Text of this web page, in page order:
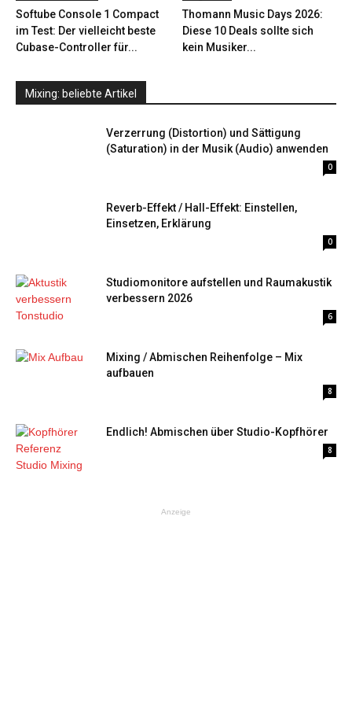
Softube Console 1 Compact
im Test: Der vielleicht beste
Cubase-Controller für...
Thomann Music Days 2026:
Diese 10 Deals sollte sich
kein Musiker...
Mixing: beliebte Artikel
Verzerrung (Distortion) und Sättigung
(Saturation) in der Musik (Audio) anwenden
0
Reverb-Effekt / Hall-Effekt: Einstellen,
Einsetzen, Erklärung
0
Studiomonitore aufstellen und Raumakustik
verbessern 2026
6
Mixing / Abmischen Reihenfolge – Mix
aufbauen
8
Endlich! Abmischen über Studio-Kopfhörer
8
Anzeige